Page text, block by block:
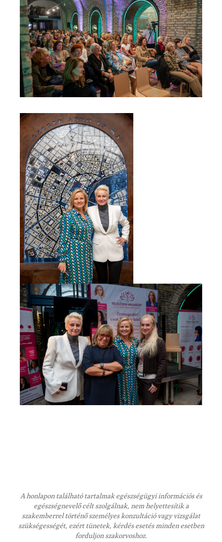
A honlapon található tartalmak egészségügyi információs és
egészségnevelő célt szolgálnak, nem helyettesítik a
szakemberrel történő személyes konzultáció vagy vizsgálat
szükségességét, ezért tünetek, kérdés esetés minden esetben
forduljon szakorvoshoz.